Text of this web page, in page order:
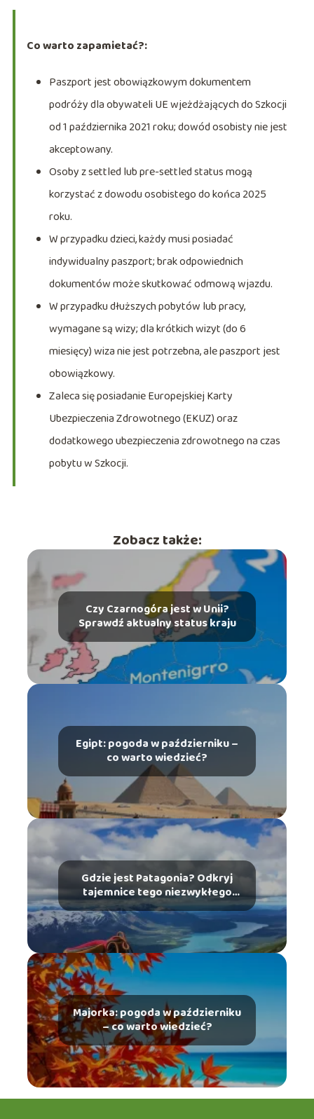
Co warto zapamietać?:
Paszport jest obowiązkowym dokumentem
podróży dla obywateli UE wjeżdżających do Szkocji
od 1 października 2021 roku; dowód osobisty nie jest
akceptowany.
Osoby z settled lub pre-settled status mogą
korzystać z dowodu osobistego do końca 2025
roku.
W przypadku dzieci, każdy musi posiadać
indywidualny paszport; brak odpowiednich
dokumentów może skutkować odmową wjazdu.
W przypadku dłuższych pobytów lub pracy,
wymagane są wizy; dla krótkich wizyt (do 6
miesięcy) wiza nie jest potrzebna, ale paszport jest
obowiązkowy.
Zaleca się posiadanie Europejskiej Karty
Ubezpieczenia Zdrowotnego (EKUZ) oraz
dodatkowego ubezpieczenia zdrowotnego na czas
pobytu w Szkocji.
Zobacz także:
Czy Czarnogóra jest w Unii?
Sprawdź aktualny status kraju
Egipt: pogoda w październiku –
co warto wiedzieć?
Gdzie jest Patagonia? Odkryj
tajemnice tego niezwykłego
miejsca
Majorka: pogoda w październiku
– co warto wiedzieć?